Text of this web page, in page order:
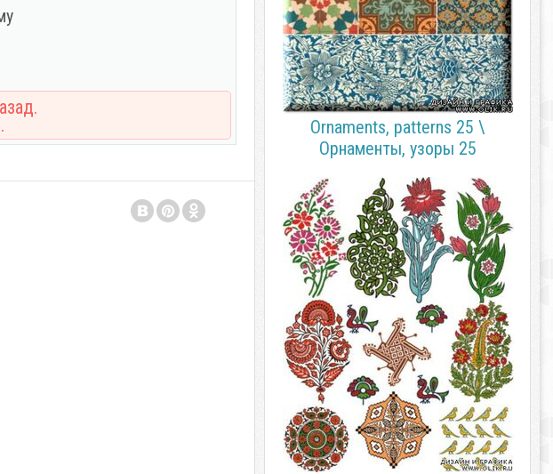
Ornaments, patterns 25 \
Орнаменты, узоры 25